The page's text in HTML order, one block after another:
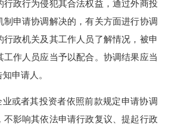
行政行为侵犯其合法权益，通过外商投
制申请协调解决的，有关方面进行协调
行政机关及其工作人员了解情况，被申
工作人员应当予以配合。协调结果应当
申请人。
业或者其投资者依照前款规定申请协调
不影响其依法申请行政复议、提起行政